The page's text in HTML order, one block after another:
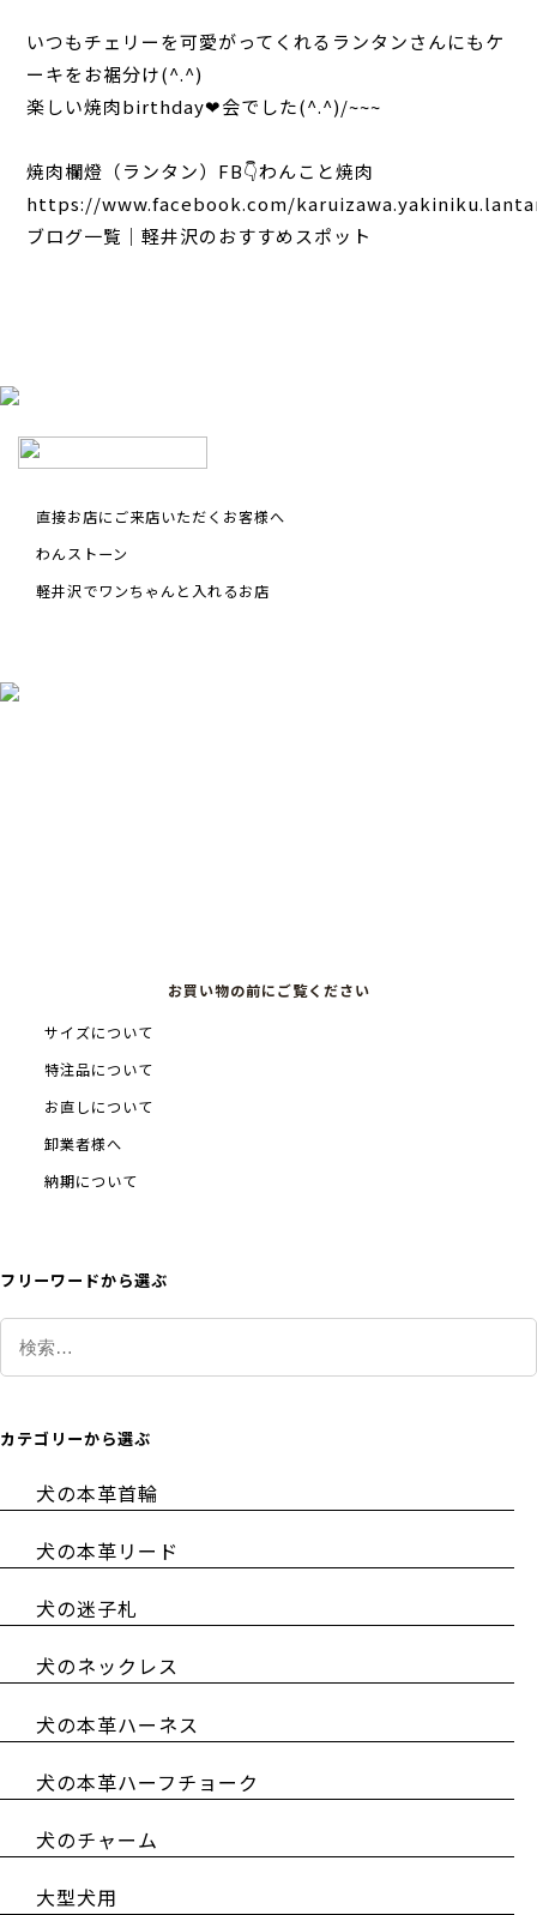
アウトレット商品
CORDINATE コーディネート
コーディネート一覧
特注品について
卸業者様へ
モデルさん募集中！
納期について
いつもチェリーを可愛がってくれるランタンさんにもケ
ーキをお裾分け(^.^)
楽しい焼肉birthday❤会でした(^.^)/~~~
焼肉欄燈（ランタン）FB👇わんこと焼肉
https://www.facebook.com/
ブログ一覧 ｜軽井沢のおすすめスポット
直接お店にご来店いただくお客様へ
わんストーン
軽井沢でワンちゃんと入れるお店
お買い物の前にご覧ください
サイズについて
特注品について
お直しについて
卸業者様へ
納期について
フリーワードから選ぶ
カテゴリーから選ぶ
犬の本革首輪
犬の本革リード
犬の迷子札
犬のネックレス
犬の本革ハーネス
犬の本革ハーフチョーク
犬のチャーム
大型犬用